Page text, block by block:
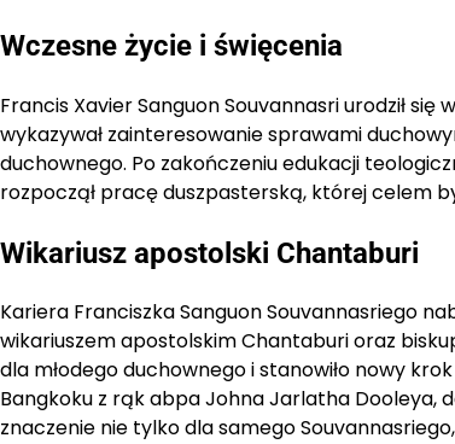
Wczesne życie i święcenia
Francis Xavier Sanguon Souvannasri urodził
wykazywał zainteresowanie sprawami
duchownego. Po zakończeniu edukacji
rozpoczął pracę duszpasterską, której celem
Wikariusz apostolski Chantaburi
Kariera Franciszka Sanguon Souvannasriego
wikariuszem apostolskim Chantaburi oraz
dla młodego duchownego i stanowiło nowy
Bangkoku z rąk abpa Johna Jarlatha Dooleya,
znaczenie nie tylko dla samego